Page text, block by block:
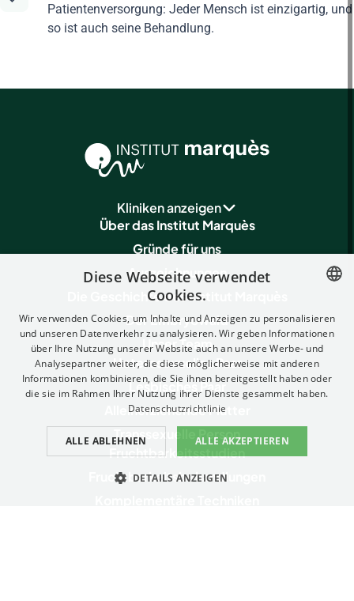
Patientenversorgung: Jeder Mensch ist einzigartig, und
so ist auch seine Behandlung.
Kliniken anzeigen
Über das Institut Marquès
Gründe für uns
Auszeichnungen
Die Geschichte des Institut Marquès
Der Embryowald
Unser Team
Heterosexuelles Paar
Lesbisches Paar
Alleinerziehende Mutter
Transsexuelle Person
Fruchtbarkeitsstudien
Fruchtbarkeitsbehandlungen
SPANISH
ENGLISH
ITALIAN
Diese Webseite verwendet
Cookies.
Wir verwenden Cookies, um Inhalte und Anzeigen zu personalisieren
und unseren Datenverkehr zu analysieren. Wir geben Informationen
über Ihre Nutzung unserer Website auch an unsere Werbe- und
Analysepartner weiter, die diese möglicherweise mit anderen
Informationen kombinieren, die Sie ihnen bereitgestellt haben oder
die sie im Rahmen Ihrer Nutzung ihrer Dienste gesammelt haben.
Datenschutzrichtlinie
ALLE AKZEPTIEREN
ALLE ABLEHNEN
DETAILS ANZEIGEN